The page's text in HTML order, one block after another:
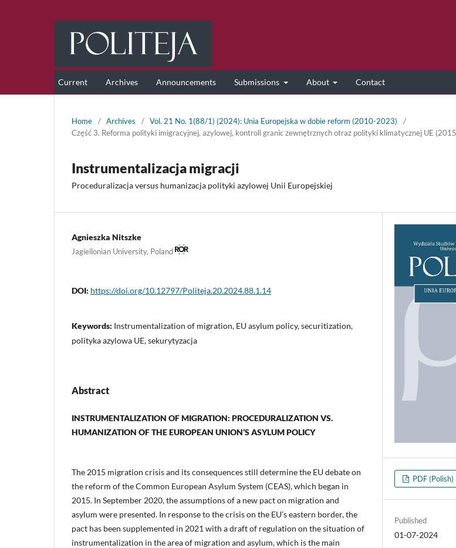
Current Archives Announcements Submissions About Contact
Home / Archives / Vol. 21 No. 1(88/1) (2024): Unia Europejska w dobie reform (2010-2023)
/
Część 3. Reforma polityki imigracyjnej, azylowej, kontroli granic zewnętrznych otraz polityki klimatycznej UE
Instrumentalizacja migracji
Proceduralizacja versus humanizacja polityki azylowej Unii Europejskiej
Agnieszka Nitszke
Jagiellonian University, Poland
DOI: https://doi.org/10.12797/Politeja.20.2024.88.1.14
Keywords: Instrumentalization of migration, EU asylum policy, securitization,
polityka azylowa UE, sekurytyzacja
Abstract
INSTRUMENTALIZATION OF MIGRATION: PROCEDURALIZATION VS.
HUMANIZATION OFTHE EUROPEAN UNION’S ASYLUM POLICY
The 2015 migration crisis and its consequences still determine the EU debate on
the reform of the Common European Asylum System (CEAS), which began in
2015. In September 2020, the assumptions of a new pact on migration and
asylum were presented. In response to the crisis on the EU’s eastern border, the
pact has been supplemented in 2021 with a draft of regulation on the situation of
instrumentalization in the area of migration and asylum, which is the main
PDF (Polish)
Published
01-07-2024